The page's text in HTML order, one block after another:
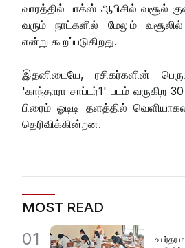
வாரத்தில் பாக்ஸ் ஆபிசில் வசூல்
வரும் நாட்களில் மேலும்
என்று கூறப்படுகிறது.
இதனிடையே, ரசிகர்களின்
'காந்தாரா சாப்டர்1' படம் வருகிற
பிரைம் ஓடிடி தளத்தில்
தெரிவிக்கின்றன.
MOST READ
01
உயர்தர